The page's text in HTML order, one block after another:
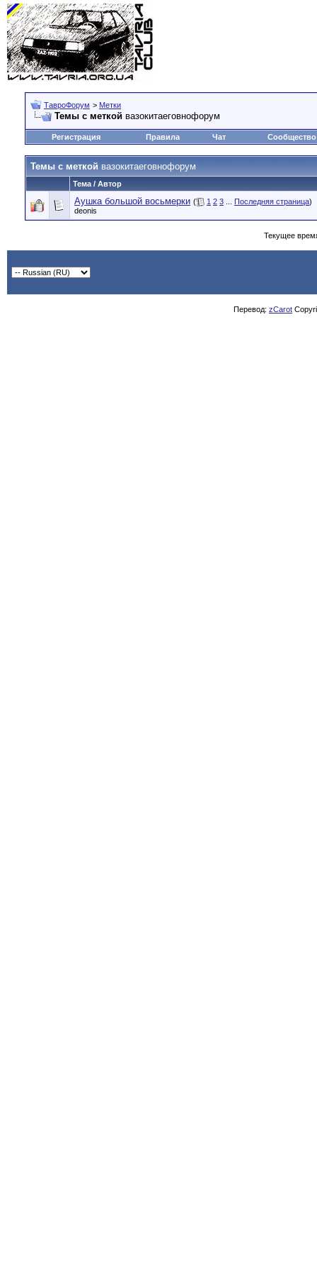
ТавроФорум > Метки
Темы с меткой вазокитаеговнофорум
Регистрация Правила Чат Сообщество
Темы с меткой вазокитаеговнофорум
Тема / Автор
Аушка большой восьмерки ( 1 2 3 Последняя страница)
deonis
Текущее
Перевод: zCarot